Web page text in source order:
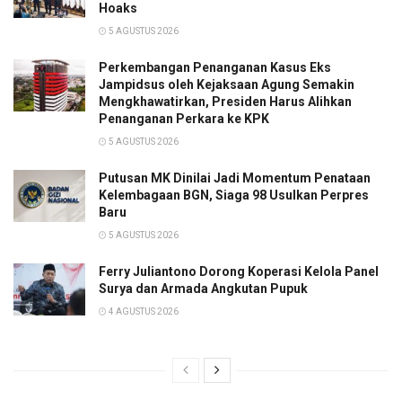
Hoaks
5 AGUSTUS 2026
Perkembangan Penanganan Kasus Eks
Jampidsus oleh Kejaksaan Agung Semakin
Mengkhawatirkan, Presiden Harus Alihkan
Penanganan Perkara ke KPK
5 AGUSTUS 2026
Putusan MK Dinilai Jadi Momentum Penataan
Kelembagaan BGN, Siaga 98 Usulkan Perpres
Baru
5 AGUSTUS 2026
Ferry Juliantono Dorong Koperasi Kelola Panel
Surya dan Armada Angkutan Pupuk
4 AGUSTUS 2026